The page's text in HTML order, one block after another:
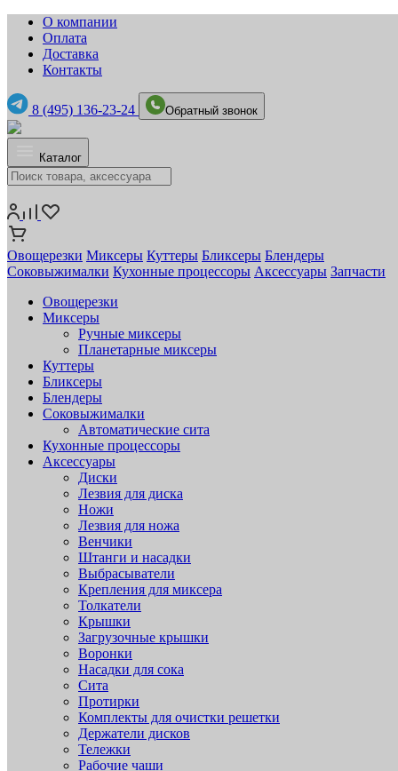
О компании
Оплата
Доставка
Контакты
8 (495) 136-23-24 Обратный звонок
Каталог
Овощерезки Миксеры Куттеры Бликсеры Блендеры
Соковыжималки Кухонные процессоры Аксессуары Запчасти
Овощерезки
Миксеры
Ручные миксеры
Планетарные миксеры
Куттеры
Бликсеры
Блендеры
Соковыжималки
Автоматические сита
Кухонные процессоры
Аксессуары
Диски
Лезвия для диска
Ножи
Лезвия для ножа
Венчики
Штанги и насадки
Выбрасыватели
Крепления для миксера
Толкатели
Крышки
Загрузочные крышки
Воронки
Насадки для сока
Сита
Протирки
Комплекты для очистки решетки
Держатели дисков
Тележки
Рабочие чаши